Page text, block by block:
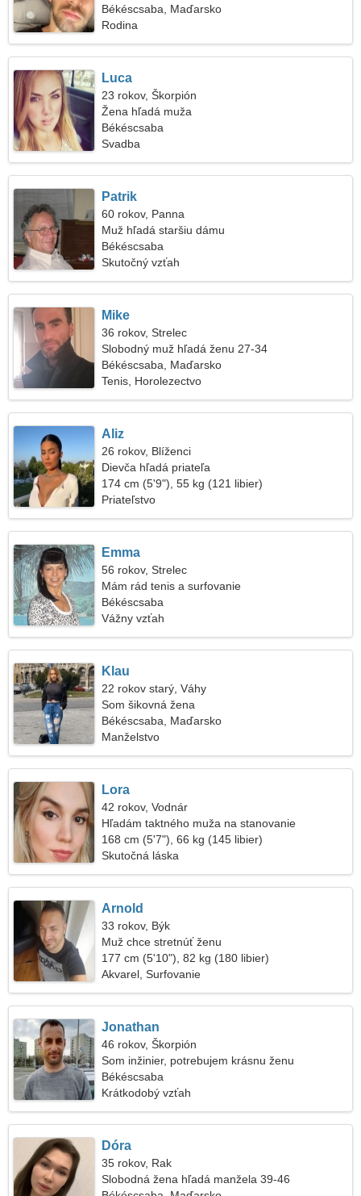
Békéscsaba, Maďarsko
Rodina
Luca
23 rokov, Škorpión
Žena hľadá muža
Békéscsaba
Svadba
Patrik
60 rokov, Panna
Muž hľadá staršiu dámu
Békéscsaba
Skutočný vzťah
Mike
36 rokov, Strelec
Slobodný muž hľadá ženu 27-34
Békéscsaba, Maďarsko
Tenis, Horolezectvo
Aliz
26 rokov, Blíženci
Dievča hľadá priateľa
174 cm (5'9"), 55 kg (121 libier)
Priateľstvo
Emma
56 rokov, Strelec
Mám rád tenis a surfovanie
Békéscsaba
Vážny vzťah
Klau
22 rokov starý, Váhy
Som šikovná žena
Békéscsaba, Maďarsko
Manželstvo
Lora
42 rokov, Vodnár
Hľadám taktného muža na stanovanie
168 cm (5'7"), 66 kg (145 libier)
Skutočná láska
Arnold
33 rokov, Býk
Muž chce stretnúť ženu
177 cm (5'10"), 82 kg (180 libier)
Akvarel, Surfovanie
Jonathan
46 rokov, Škorpión
Som inžinier, potrebujem krásnu ženu
Békéscsaba
Krátkodobý vzťah
Dóra
35 rokov, Rak
Slobodná žena hľadá manžela 39-46